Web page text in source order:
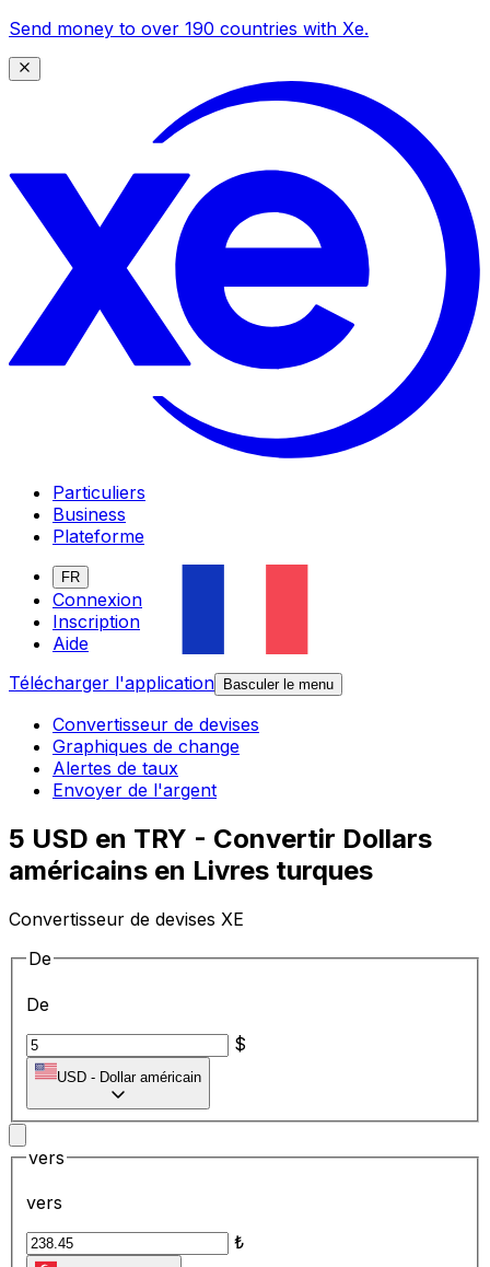
Send money to over 190 countries with Xe.
Particuliers
Business
Plateforme
FR
Connexion
Inscription
Aide
Télécharger l'application
Basculer le menu
Convertisseur de devises
Graphiques de change
Alertes de taux
Envoyer de l'argent
5 USD en TRY - Convertir Dollars
américains en Livres turques
Convertisseur de devises XE
De
De
$
USD - Dollar américain
vers
vers
₺